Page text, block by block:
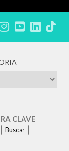
CLAVE
Buscar